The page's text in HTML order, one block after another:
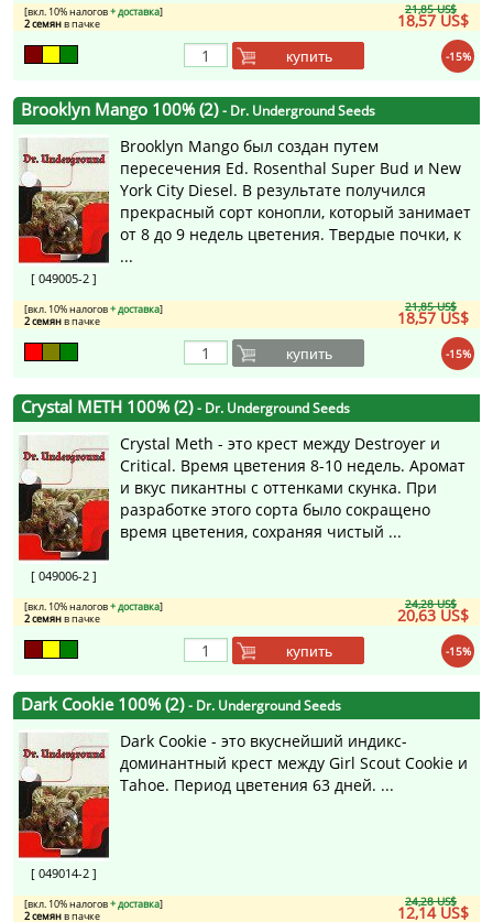
21,85 US$
18,57 US$
[вкл. 10% налогов+ доставка]
2 семянв пачке
-15%
купить
Brooklyn Mango 100% (2) - Dr. Underground Seeds
[ 049005-2 ]
Brooklyn Mango был создан путем
пересечения Ed. Rosenthal Super Bud и New
York City Diesel. В результате получился
прекрасный сорт конопли, который занимает
от 8 до 9 недель цветения. Твердые почки, к
...
21,85 US$
18,57 US$
[вкл. 10% налогов+ доставка]
2 семянв пачке
-15%
купить
Crystal METH 100% (2) - Dr. Underground Seeds
[ 049006-2 ]
Crystal Meth - это крест между Destroyer и
Critical. Время цветения 8-10 недель. Аромат
и вкус пикантны с оттенками скунка. При
разработке этого сорта было сокращено
время цветения, сохраняя чистый ...
24,28 US$
20,63 US$
[вкл. 10% налогов+ доставка]
2 семянв пачке
-15%
купить
Dark Cookie 100% (2) - Dr. Underground Seeds
[ 049014-2 ]
Dark Cookie - это вкуснейший индикс-
доминантный крест между Girl Scout Cookie и
Tahoe. Период цветения 63 дней. ...
24,28 US$
12,14 US$
[вкл. 10% налогов+ доставка]
2 семянв пачке